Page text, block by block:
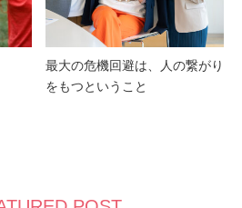
最大の危機回避は、人の繋がり
をもつということ